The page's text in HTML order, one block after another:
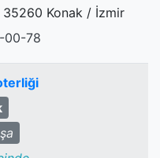
Konak / İzmir
00-78